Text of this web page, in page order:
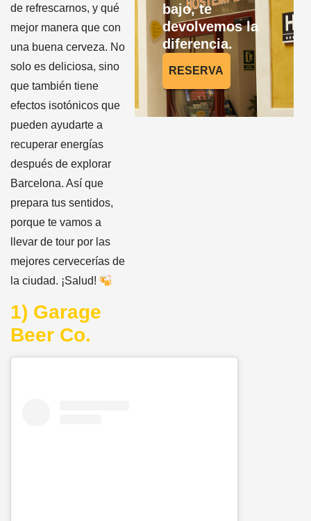
de refrescarnos, y qué
mejor manera que con
una buena cerveza. No
solo es deliciosa, sino
que también tiene
efectos isotónicos que
pueden ayudarte a
recuperar energías
después de explorar
Barcelona. Así que
prepara tus sentidos,
porque te vamos a
llevar de tour por las
mejores cervecerías de
la ciudad. ¡Salud!
1) Garage
Beer Co.
bajo, te
devolvemos la
diferencia.
RESERVA